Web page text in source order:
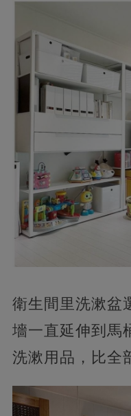
衛生間里洗漱盆
墻一直延伸到馬
洗漱用品，比全